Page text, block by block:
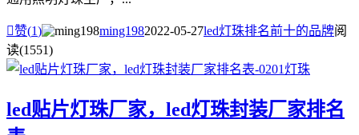
赞(1) ming1982022-05-27led灯珠排名前十的品牌阅
读(1551)
led贴片灯珠厂家，led灯珠封装厂家排名